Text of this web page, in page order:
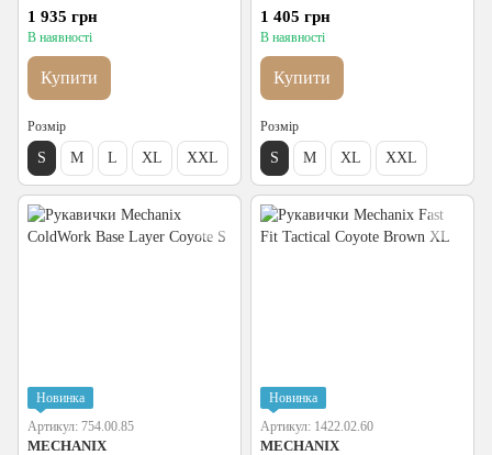
1 935 грн
В наявності
Купити
Розмір
S M L XL XXL
1 405 грн
В наявності
Купити
Розмір
S M XL XXL
Новинка
Артикул: 754.00.85
MECHANIX
Новинка
Артикул: 1422.02.60
MECHANIX